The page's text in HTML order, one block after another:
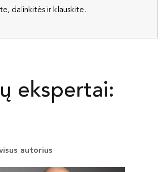
dalinkitės ir klauskite.
ekspertai:
autorius